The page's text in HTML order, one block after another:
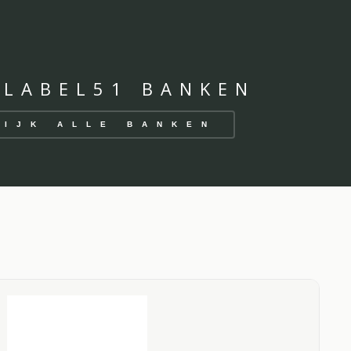
BANKEN
ALLE BANKEN